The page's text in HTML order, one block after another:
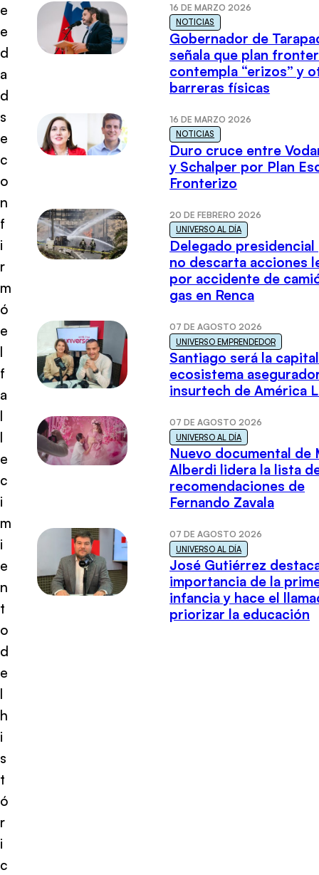
e
e
d
a
d
s
e
c
o
n
f
i
r
m
ó
e
l
f
a
l
l
e
c
i
m
i
e
n
t
o
d
e
l
h
i
s
t
ó
r
i
c
16 DE MARZO 2026
NOTICIAS
Gobernador de
señala que plan
contempla “erizos” y
barreras físicas
16 DE MARZO 2026
NOTICIAS
Duro cruce entre
y Schalper por Plan
Fronterizo
20 DE FEBRERO 2026
UNIVERSO AL DÍA
Delegado presidencial
no descarta acciones
por accidente de
gas en Renca
07 DE AGOSTO 2026
UNIVERSO EMPRENDEDOR
Santiago será la
ecosistema
insurtech de América
07 DE AGOSTO 2026
UNIVERSO AL DÍA
Nuevo documental de
Alberdi lidera la lista
recomendaciones de
Fernando Zavala
07 DE AGOSTO 2026
UNIVERSO AL DÍA
José Gutiérrez
importancia de la
infancia y hace el
priorizar la educación